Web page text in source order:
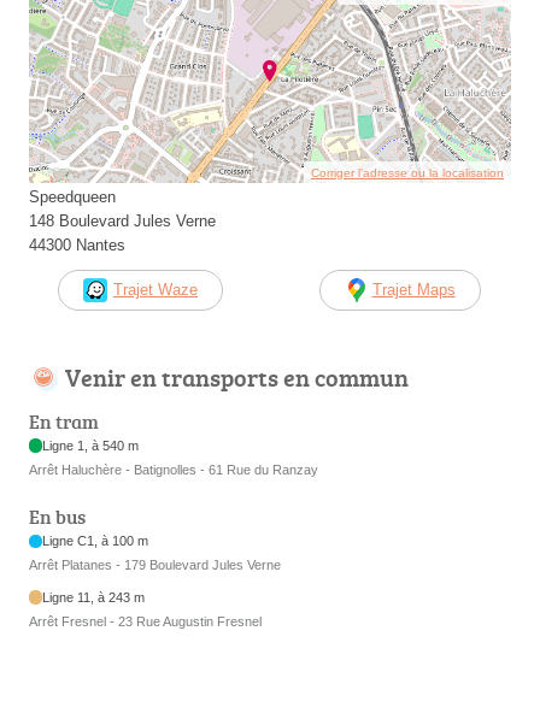
Corriger l’adresse ou la localisation
Speedqueen
148 Boulevard Jules Verne
44300 Nantes
Trajet Waze Trajet Maps
Venir en transports en commun
En tram
Ligne 1, à 540 m
Arrêt Haluchère - Batignolles - 61 Rue du Ranzay
En bus
Ligne C1, à 100 m
Arrêt Platanes - 179 Boulevard Jules Verne
Ligne 11, à 243 m
Arrêt Fresnel - 23 Rue Augustin Fresnel